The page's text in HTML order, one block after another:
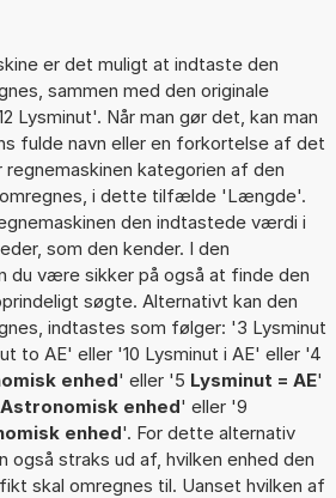
er det muligt at indtaste den
sammen med den originale
Lysminut'. Når man gør det, kan man
fulde navn eller en forkortelse af det
kategorien af den
omregnes, i dette tilfælde 'Længde'.
den indtastede værdi i
som den kender. I den
du være sikker på også at finde den
søgte. Alternativt kan den
indtastes som følger: '3 Lysminut
to AE' eller '10 Lysminut i AE' eller '4
enhed' eller '5 Lysminut = AE'
enhed' eller '9
enhed'. For dette alternativ
også straks ud af, hvilken enhed den
skal omregnes til. Uanset hvilken af